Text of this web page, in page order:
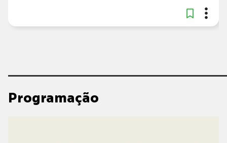
Programação